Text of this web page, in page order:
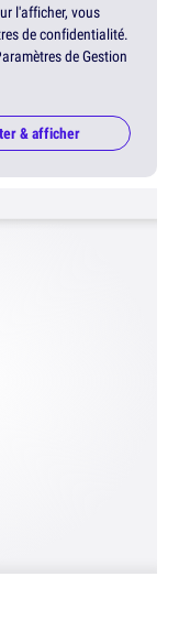
l'afficher, vous
de confidentialité.
de Gestion
& afficher